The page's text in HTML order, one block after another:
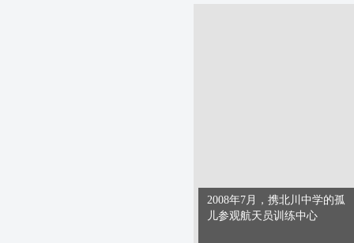
2008年7月，携北川中学的孤
儿参观航天员训练中心